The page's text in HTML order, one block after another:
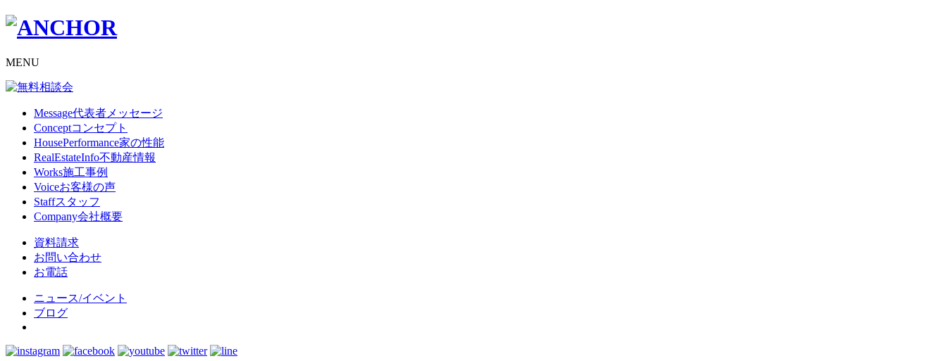
MENU
Message代表者メッセージ
Conceptコンセプト
HousePerformance家の性能
RealEstateInfo不動産情報
Works施工事例
Voiceお客様の声
Staffスタッフ
Company会社概要
資料請求
お問い合わせ
お電話
ニュース/イベント
ブログ